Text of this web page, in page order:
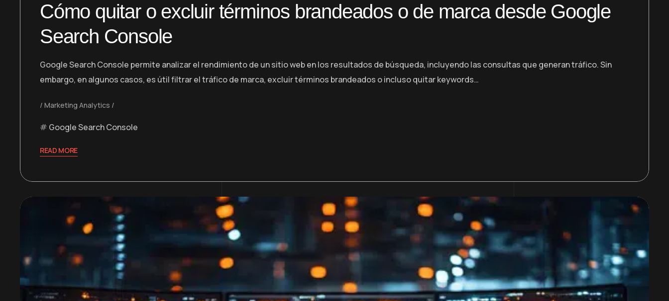
Cómo quitar o excluir términos brandeados o de marca desde Google
Search Console
Google Search Console permite analizar el rendimiento de un sitio web en los resultados de búsqueda, incluyendo las consultas que generan tráfico. Sin
embargo, en algunos casos, es útil filtrar el tráfico de marca, excluir términos brandeados o incluso quitar keywords…
Marketing Analytics
Google Search Console
READ MORE